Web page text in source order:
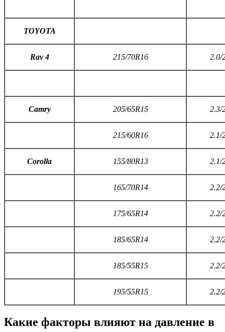
TOYOTA
Rav 4 215/70R16 2.0/
Camry 205/65R15 2.3/
215/60R16 2.1/
Corolla 155/80R13 2.1/
165/70R14 2.2/
175/65R14 2.2/
185/65R14 2.2/
185/55R15 2.2/
195/55R15 2.2/
Какие факторы влияют на давление в